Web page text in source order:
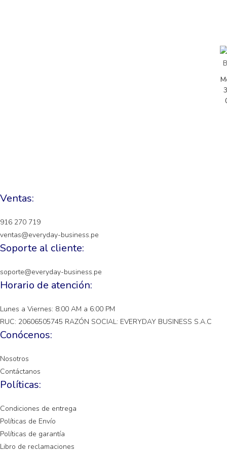
Ventas:
916 270 719
ventas@everyday-business.pe
Soporte al cliente:
soporte@everyday-business.pe
Horario de atención:
Lunes a Viernes: 8:00 AM a 6:00 PM
RUC: 20606505745 RAZÓN SOCIAL: EVERYDAY BUSINESS S.A.C
Conócenos:
Nosotros
Contáctanos
Políticas:
Condiciones de entrega
Políticas de Envío
Políticas de garantía
Libro de reclamaciones